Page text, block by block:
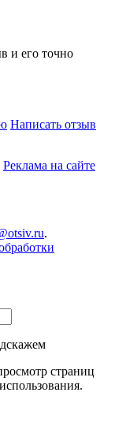
и его точно
Написать отзыв
Реклама на сайте
.
страниц